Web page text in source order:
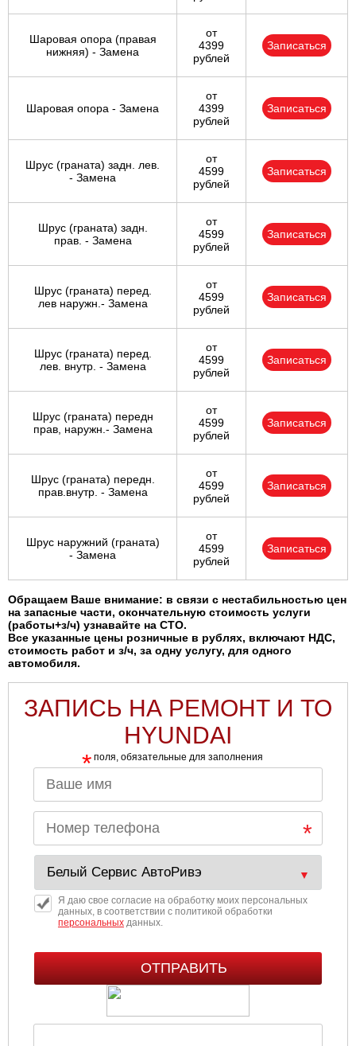
Шаровая опора (правая
нижняя) - Замена
от
4399
рублей
Записаться
Шаровая опора - Замена
от
4399
рублей
Записаться
Шрус (граната) задн. лев.
- Замена
от
4599
рублей
Записаться
Шрус (граната) задн.
прав. - Замена
от
4599
рублей
Записаться
Шрус (граната) перед.
лев наружн.- Замена
от
4599
рублей
Записаться
Шрус (граната) перед.
лев. внутр. - Замена
от
4599
рублей
Записаться
Шрус (граната) передн
прав, наружн.- Замена
от
4599
рублей
Записаться
Шрус (граната) передн.
прав.внутр. - Замена
от
4599
рублей
Записаться
Шрус наружний (граната)
- Замена
от
4599
рублей
Записаться
Обращаем Ваше внимание: в связи с нестабильностью цен
на запасные части, окончательную стоимость услуги
(работы+з/ч) узнавайте на СТО.
Все указанные цены розничные в рублях, включают НДС,
стоимость работ и з/ч, за одну услугу, для одного
автомобиля.
ЗАПИСЬ НА РЕМОНТ И ТО
HYUNDAI
* поля, обязательные для заполнения
Я даю свое согласие на обработку моих персональных
данных, в соответствии с политикой обработки
персональныхданных.